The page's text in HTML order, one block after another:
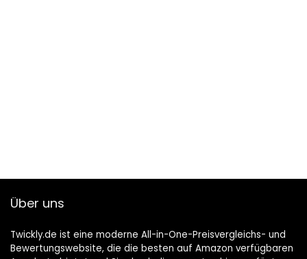
Über uns
Twickly.de ist eine moderne All-in-One-Preisvergleichs- und
Bewertungswebsite, die die besten auf Amazon verfügbaren